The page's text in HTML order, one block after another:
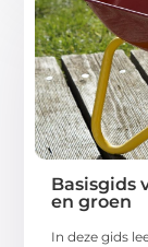
Basisgids
en groen
In deze gids